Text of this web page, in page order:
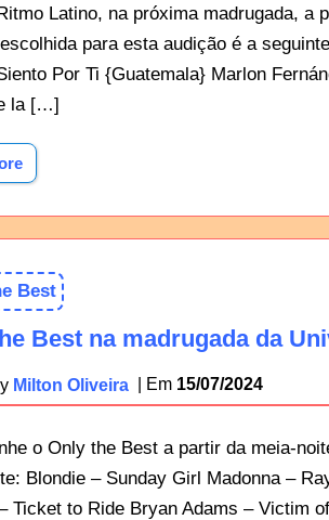
Latino, na próxima madrugada, a
para esta audição é a
Por Ti {Guatemala} Marlon
la […]
Best
Best na madrugada da
Milton Oliveira 15/07/2024
o Only the Best a partir da meia-
Blondie – Sunday Girl Madonna –
Ticket to Ride Bryan Adams – Victim